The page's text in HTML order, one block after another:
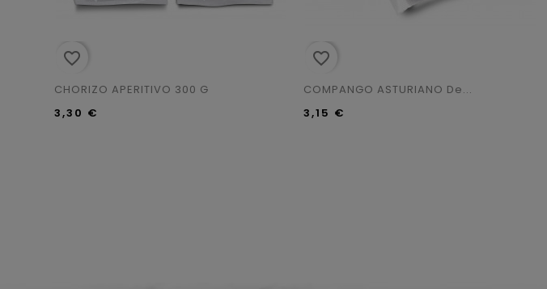
favorite_border
CHORIZO APERITIVO 300 G
3,30 €
favorite_border
COMPANGO ASTURIANO De...
3,15 €